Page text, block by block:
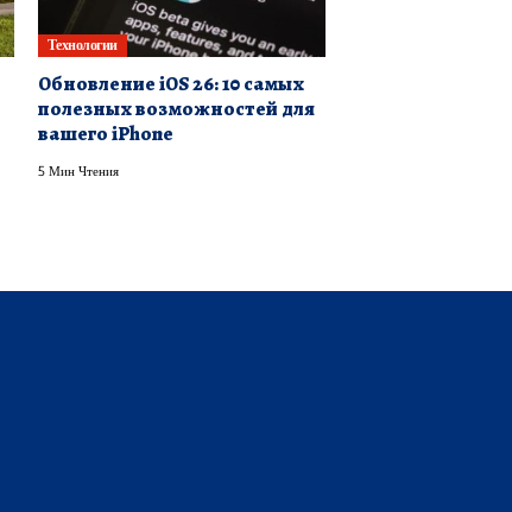
Технологии
Обновление iOS 26: 10 самых
полезных возможностей для
вашего iPhone
5 Мин Чтения